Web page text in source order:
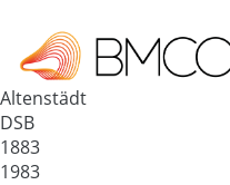
Deutschland
34311
Altenstädt
DSB
1883
1983